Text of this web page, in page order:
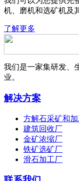
机、磨机和选矿机及
了解更多
我们是一家集研发、
业。
解决方案
方解石采矿和
建筑回收厂
金矿浓缩厂
铁矿选矿厂
滑石加工厂